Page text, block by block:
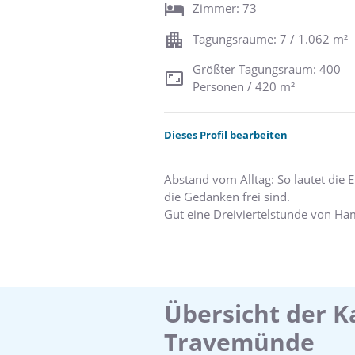
Zimmer: 73
Tagungsräume: 7 / 1.062 m²
Größter Tagungsraum: 400
Personen / 420 m²
Dieses Profil bearbeiten
Abstand vom Alltag: So lautet die
die Gedanken frei sind.
Gut eine Dreiviertelstunde von
Modernste Tagungstechnik, ein
Arbeiten. Und wenn Sie ein
spektakulären Event einladen
Übersicht der
Travemünde